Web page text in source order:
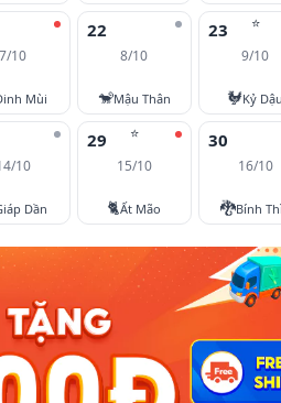
7/10
Mùi
22
8/10
🐒Mậu Thân
⭐
23
9/10
🐓Kỷ Dậu
10
Dần
⭐
29
15/10
🐈Ất Mão
30
16/10
🐉Bính